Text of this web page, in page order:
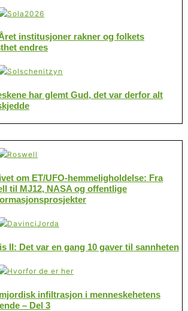
institusjoner rakner og folkets
endres
har glemt Gud, det var derfor alt
om ET/UFO-hemmeligholdelse: Fra
til MJ12, NASA og offentlige
II: Det var en gang 10 gaver til sannheten
infiltrasjon i menneskehetens
– Del 3